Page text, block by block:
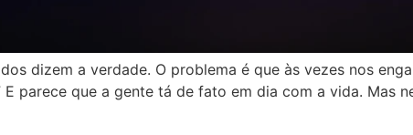
dizem a verdade. O problema é que às vezes nos
parece que a gente tá de fato em dia com a vida. Mas